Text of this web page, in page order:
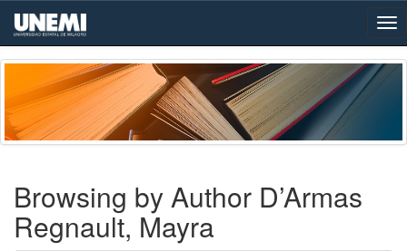
Skip
navigation
Browsing by Author D’Armas
Regnault, Mayra